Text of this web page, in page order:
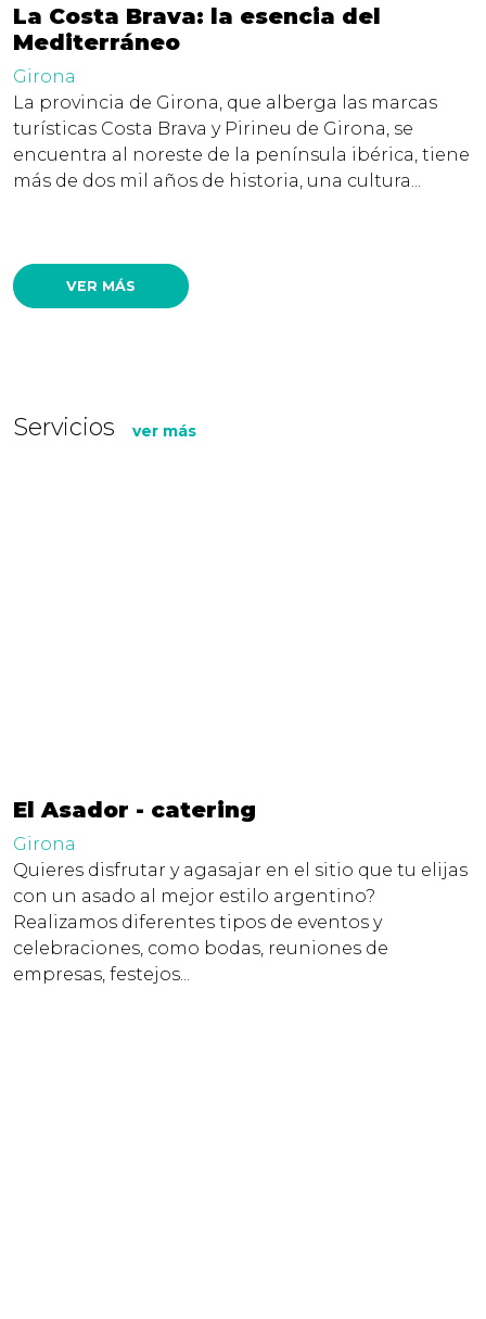
La Costa Brava: la esencia del
Mediterráneo
Girona
La provincia de Girona, que alberga las marcas
turísticas Costa Brava y Pirineu de Girona, se
encuentra al noreste de la península ibérica, tiene
más de dos mil años de historia, una cultura...
VER MÁS
Servicios ver más
El Asador - catering
Girona
Quieres disfrutar y agasajar en el sitio que tu elijas
con un asado al mejor estilo argentino?
Realizamos diferentes tipos de eventos y
celebraciones, como bodas, reuniones de
empresas, festejos...